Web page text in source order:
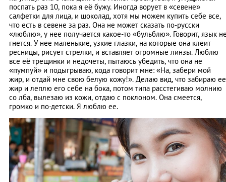
поспать раз 10, пока я её бужу. Иногда ворует в «севене»
салфетки для лица, и шоколад, хотя мы можем купить себе все,
что есть в севене за раз. Она не может сказать по-русски
«люблю», у нее получается какое-то «бульблю». Говорит, язык
гнется. У нее маленькие, узкие глазки, на которые она клеит
ресницы, рисует стрелки, и вставляет огромные линзы. Люблю
все её трещинки и недочеты, пытаюсь убедить, что она не
«пумпуй» и подыгрываю, кода говорит мне: «На, забери мой
жир, и отдай мне свою белую кожу!». Делаю вид, что забираю ее
жир и леплю его себе на бока, потом типа расстегиваю молнию
со лба, вылезаю из кожи, отдаю с поклоном. Она смеется,
громко и по-детски. Я люблю ее.